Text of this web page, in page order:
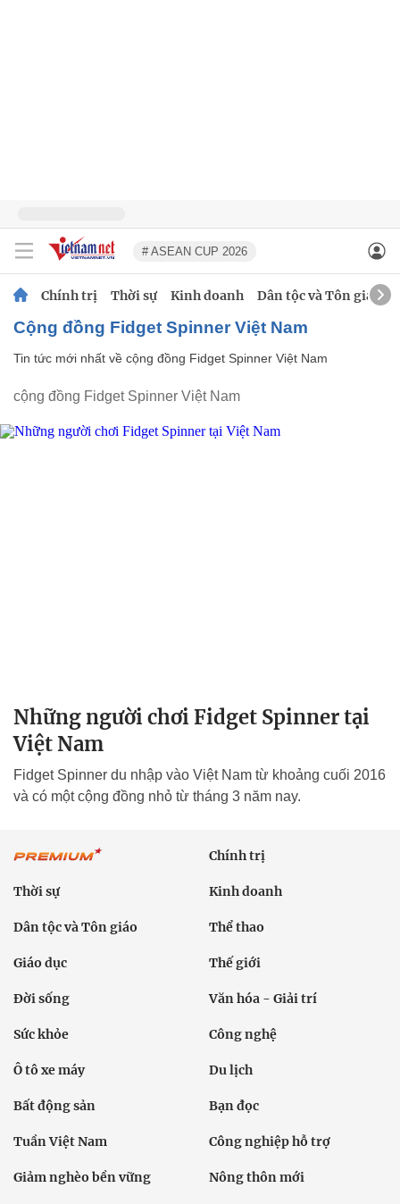
# ASEAN CUP 2026
Chính trị Thời sự Kinh doanh Dân tộc và Tôn giáo
cộng đồng Fidget Spinner Việt Nam
Tin tức mới nhất về cộng đồng Fidget Spinner Việt Nam
cộng đồng Fidget Spinner Việt Nam
Những người chơi Fidget Spinner tại
Việt Nam
Fidget Spinner du nhập vào Việt Nam từ khoảng cuối 2016
và có một cộng đồng nhỏ từ tháng 3 năm nay.
Chính trị
Thời sự Kinh doanh
Dân tộc và Tôn giáo Thể thao
Giáo dục Thế giới
Đời sống Văn hóa - Giải trí
Sức khỏe Công nghệ
Ô tô xe máy Du lịch
Bất động sản Bạn đọc
Tuần Việt Nam Công nghiệp hỗ trợ
Giảm nghèo bền vững Nông thôn mới